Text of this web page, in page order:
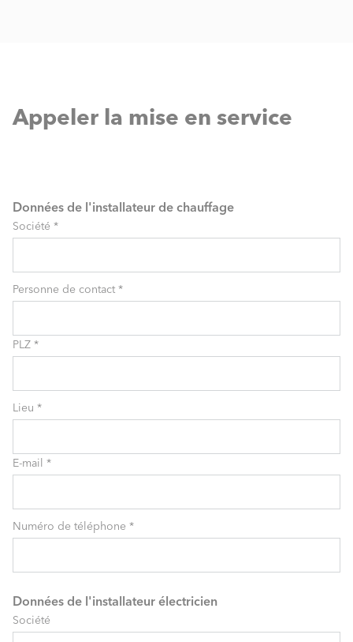
Appeler la mise en service
Données de l'installateur de chauffage
Société *
Personne de contact *
PLZ *
Lieu *
E-mail *
Numéro de téléphone *
Données de l'installateur électricien
Société